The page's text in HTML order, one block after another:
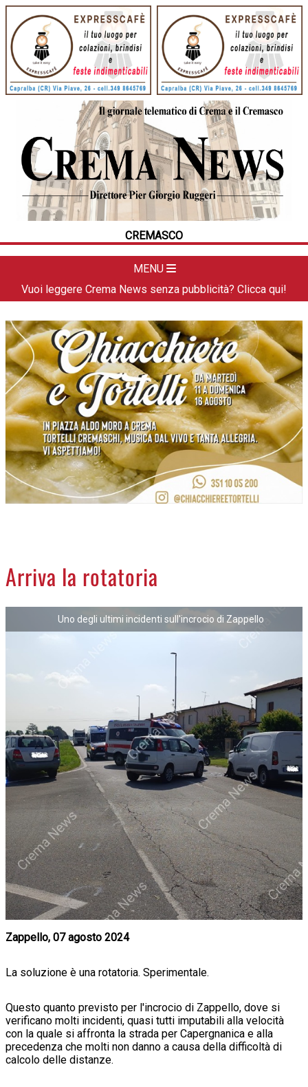
CREMASCO
MENU
HOME
CRONACA
POLITICA
LA FOTO
DAL TERRITORIO
APPUNTAMENTI
CREMASCO
OROSCOPO
LA PIAZZA
ANIMALI
NECROLOGI
ACCEDI
Vuoi leggere Crema News senza pubblicità? Clicca qui!
Arriva la rotatoria
Uno degli ultimi incidenti sull'incrocio di Zappello
Zappello, 07 agosto 2024
La soluzione è una rotatoria. Sperimentale.
Questo quanto previsto per l'incrocio di Zappello, dove si
verificano molti incidenti, quasi tutti imputabili alla velocità
con la quale si affronta la strada per Capergnanica e alla
precedenza che molti non danno a causa della difficoltà di
calcolo delle distanze.